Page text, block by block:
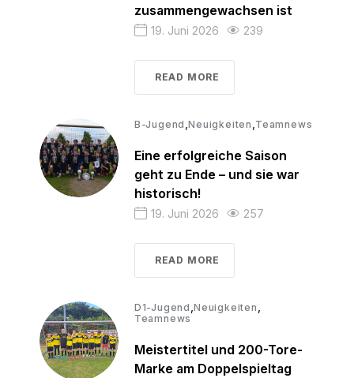
zusammengewachsen ist
19. Juni 2026 239
READ MORE
B-Jugend ,Neuigkeiten ,Teamnews
Eine erfolgreiche Saison
geht zu Ende – und sie war
historisch!
19. Juni 2026 257
READ MORE
D1-Jugend ,Neuigkeiten ,
Teamnews
Meistertitel und 200-Tore-
Marke am Doppelspieltag